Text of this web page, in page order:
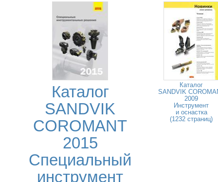
Каталог
SANDVIK
COROMANT
2015
Специальный
инструмент
Каталог
SANDVIK
2009
Инструмент
и оснастка
(1232 страниц)